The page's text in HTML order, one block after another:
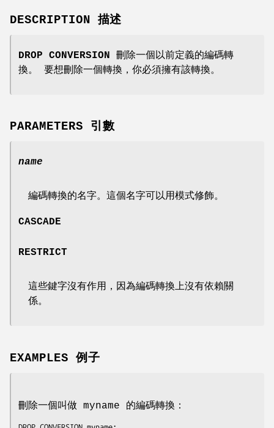
DESCRIPTION 描述
DROP CONVERSION
刪除一個以前定義的編碼轉
換。 要想刪除一個轉換，你必須擁有該轉換。
PARAMETERS 引數
name
編碼轉換的名字。這個名字可以用模式修飾。
CASCADE
RESTRICT
這些鍵字沒有作用，因為編碼轉換上沒有依賴關
係。
EXAMPLES 例子
刪除一個叫做 myname 的編碼轉換：